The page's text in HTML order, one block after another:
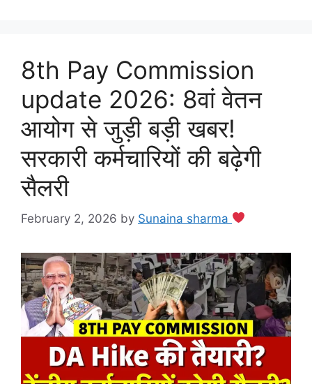
8th Pay Commission
update 2026: 8वां वेतन
आयोग से जुड़ी बड़ी खबर!
सरकारी कर्मचारियों की बढ़ेगी
सैलरी
February 2, 2026 by Sunaina sharma